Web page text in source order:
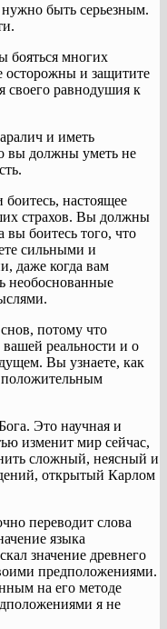
быть серьезным.
бояться многих
осторожны и защитите
своего равнодушия к
и иметь
вы должны уметь не
настоящее
страхов. Вы должны
вы боитесь того, что
сильными и
даже когда вам
необоснованные
потому что
реальности и о
Вы узнаете, как
положительным
Это научная и
изменит мир сейчас,
сложный, неясный и
открытый Карлом
переводит слова
языка
значение древнего
предположениями.
на его методе
я не